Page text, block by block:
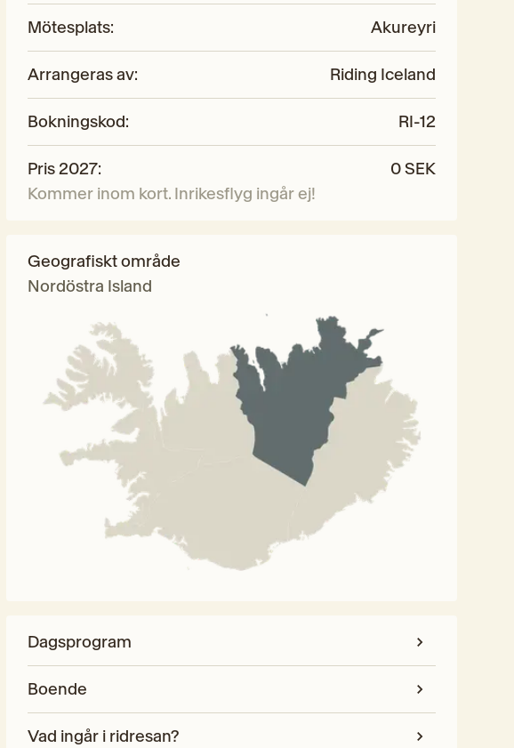
Mötesplats: Akureyri
Arrangeras av: Riding Iceland
Bokningskod: RI-12
Pris 2027:
Kommer inom kort. Inrikesflyg ingår ej!
0 SEK
Geografiskt område
Nordöstra Island
Dagsprogram
Boende
Vad ingår i ridresan?